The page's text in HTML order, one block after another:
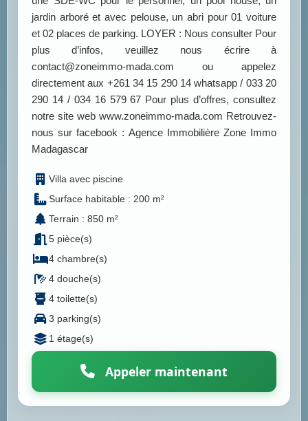
jardin arboré et avec pelouse, un abri pour 01 voiture
et 02 places de parking. LOYER : Nous consulter Pour
plus d’infos, veuillez nous écrire à
contact@zoneimmo-mada.com ou appelez
directement aux +261 34 15 290 14 whatsapp / 033 20
290 14 / 034 16 579 67 Pour plus d’offres, consultez
notre site web www.zoneimmo-mada.com Retrouvez-
nous sur facebook : Agence Immobilière Zone Immo
Madagascar
Villa avec piscine
Surface habitable : 200 m²
Terrain : 850 m²
5 pièce(s)
4 chambre(s)
4 douche(s)
4 toilette(s)
3 parking(s)
1 étage(s)
Appeler maintenant